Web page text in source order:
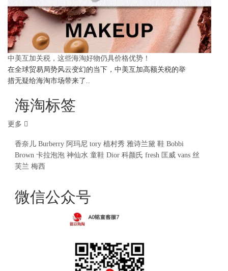
中美互加关税，这些海淘好物仍具价格优势！
在全球贸易局势风云变幻的当下，中美互加高额关税的举
措无疑给海淘市场带来了..
海淘标签
更多
香奈儿 Burberry 阿玛尼 tory 植村秀 雅诗兰黛 鞋 Bobbi
Brown 卡拉泡泡 神仙水 童鞋 Dior 科颜氏 fresh 匡威 vans 丝
芙兰 梅西
微信公众号